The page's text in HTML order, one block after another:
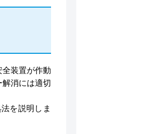
装置が作動
消には適切
を説明しま